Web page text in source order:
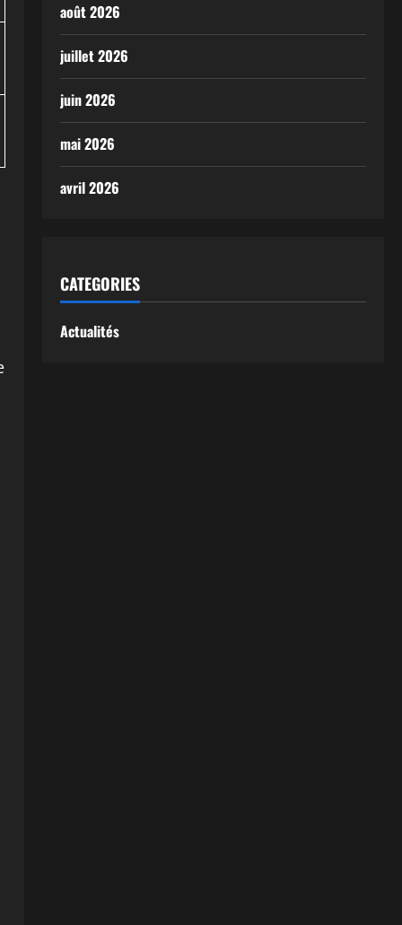
août 2026
juillet 2026
juin 2026
mai 2026
avril 2026
CATEGORIES
Actualités